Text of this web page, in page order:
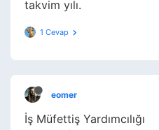
takvim yılı.
1 Cevap
eomer
İş Müfettiş Yardımcılığı